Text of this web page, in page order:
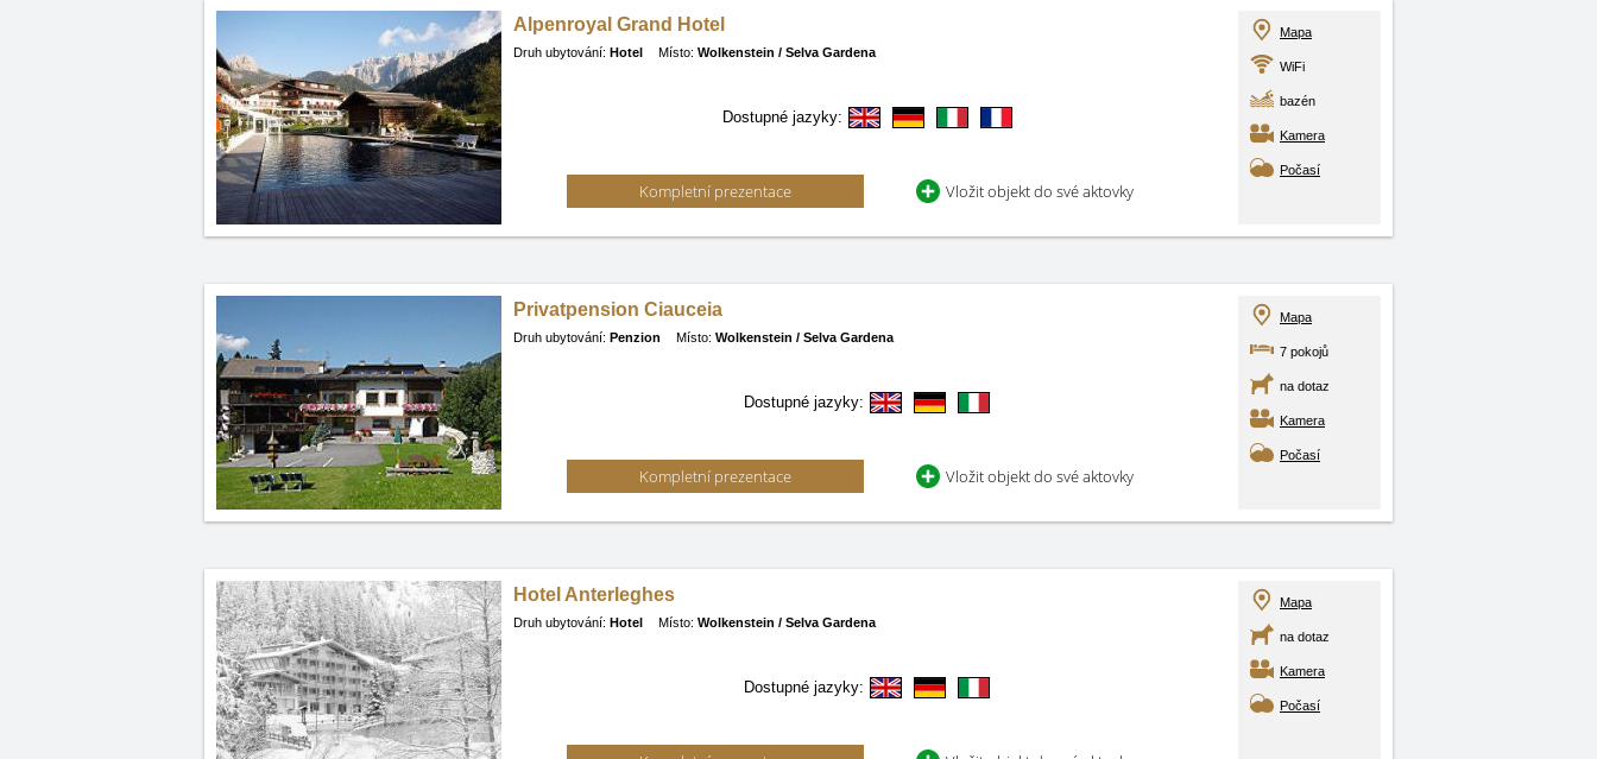
Alpenroyal Grand Hotel
Druh ubytování: Hotel Místo: Wolkenstein / Selva Gardena
Dostupné jazyky:
Kompletní prezentace Vložit objekt do své aktovky
Mapa
WiFi
bazén
Kamera
Počasí
Privatpension Ciauceia
Druh ubytování: Penzion Místo: Wolkenstein / Selva Gardena
Dostupné jazyky:
Kompletní prezentace Vložit objekt do své aktovky
Mapa
7 pokojů
na dotaz
Kamera
Počasí
Hotel Anterleghes
Druh ubytování: Hotel Místo: Wolkenstein / Selva Gardena
Dostupné jazyky:
Mapa
na dotaz
Kamera
Počasí